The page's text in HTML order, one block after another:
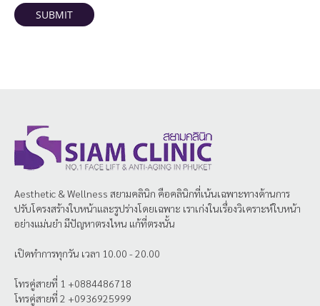
SUBMIT
Aesthetic & Wellness สยามคลินิก คือคลินิกที่เน้นเฉพาะทางด้านการ
ปรับโครงสร้างใบหน้าและรูปร่างโดยเฉพาะ เราเก่งในเรื่องวิเคราะห์ใบหน้า
อย่างแม่นยำ มีปัญหาตรงไหน แก้ที่ตรงนั้น
เปิดทำการทุกวัน เวลา 10.00 - 20.00
โทรคู่สายที่ 1 +0884486718
โทรคู่สายที่ 2 +0936925999